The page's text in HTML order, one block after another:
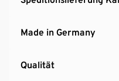
Made in Germany
Qualität